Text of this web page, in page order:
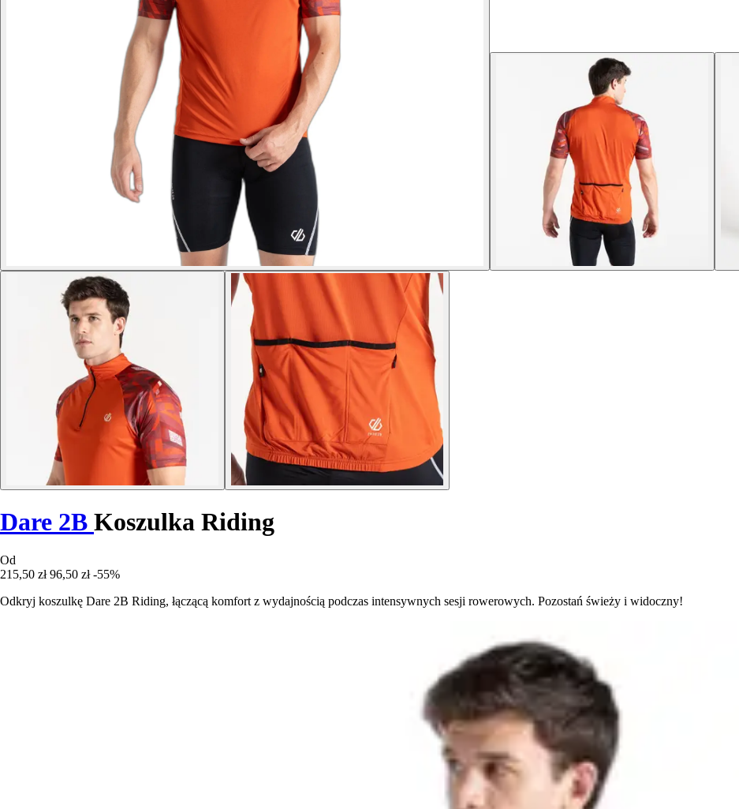
Dare 2B Koszulka Riding
Od
215,50 zł 96,50 zł -55%
Odkryj koszulkę Dare 2B Riding, łączącą komfort z wydajnością podczas intensywnych sesji rowerowych. Pozostań świeży i widoczny!